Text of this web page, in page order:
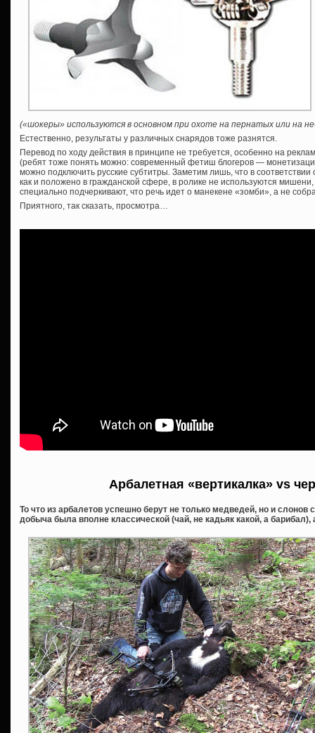
(«шокеры» используются в основном при охоте на пернатых или на
Естественно, результаты у различных снарядов тоже разнятся.
Перевод по ходу действия в принципе не требуется, особенно на
(ребят тоже понять можно: современный фетиш блогеров —
можно подключить русские субтитры. Заметим лишь, что в
как и положено в гражданской сфере, в ролике не используются
специально подчеркивают, что речь идет о манекене «зомби», а не
Приятного, так сказать, просмотра…
Арбалетная «вертикалка» vs
То что из арбалетов успешно берут не только медведей, но и слонов
добыча была вполне классической (чай, не кадьяк какой, а